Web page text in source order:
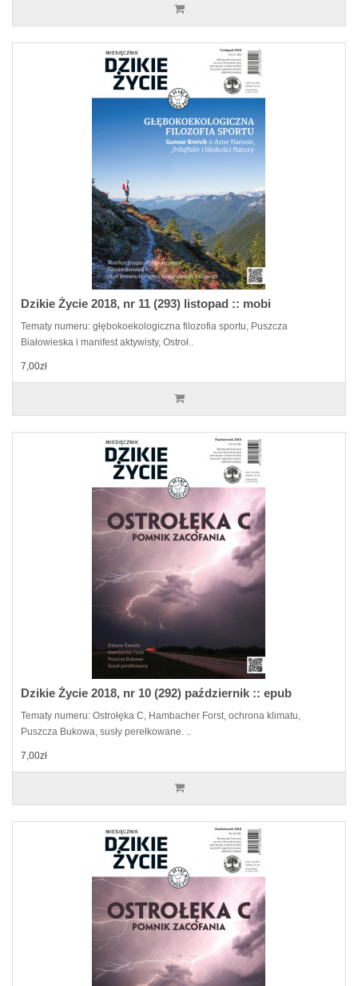
Dzikie Życie 2018, nr 11 (293) listopad :: mobi
Tematy numeru: głębokoekologiczna filozofia sportu, Puszcza
Białowieska i manifest aktywisty, Ostroł..
7,00zł
Dzikie Życie 2018, nr 10 (292) październik :: epub
Tematy numeru: Ostrołęka C, Hambacher Forst, ochrona klimatu,
Puszcza Bukowa, susły perełkowane. ..
7,00zł